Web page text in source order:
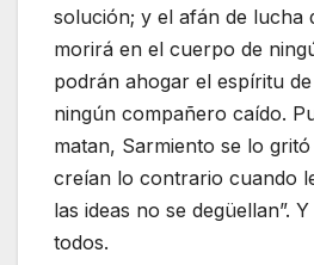
solución; y el afán de lucha
morirá en el cuerpo de
podrán ahogar el espíritu
ningún compañero caído.
matan, Sarmiento se lo
creían lo contrario cuando
las ideas no se degüellan”.
todos.